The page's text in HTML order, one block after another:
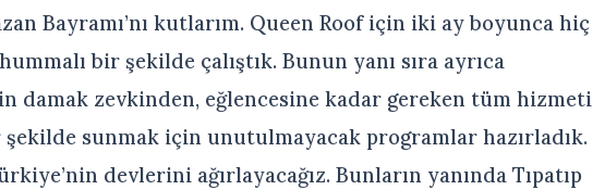
Bayramı’nı kutlarım. Queen Roof için iki ay boyunca hiç
bir şekilde çalıştık. Bunun yanı sıra ayrıca
damak zevkinden, eğlencesine kadar gereken tüm hizmeti
sunmak için unutulmayacak programlar hazırladık.
devlerini ağırlayacağız. Bunların yanında Tıpatıp